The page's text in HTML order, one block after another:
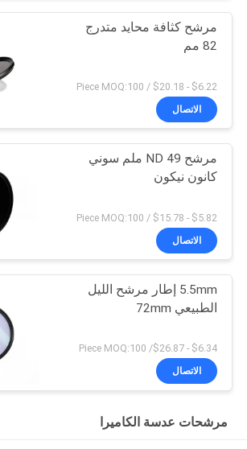
مرشح كثافة محايد متدرج
82 مم
$6.22 - $20.18 / Piece MOQ:100
الاتصال
مرشح ND 49 ملم سوني
كانون نيكون
$5.82 - $15.78 / Piece MOQ:100
الاتصال
5.5mm إطار مرشح الليل
الطبيعي 72mm
$6.34 - $26.87/ Piece MOQ:100
الاتصال
مرشحات عدسة الكاميرا